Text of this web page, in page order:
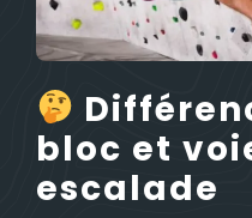
bloc et
escalade